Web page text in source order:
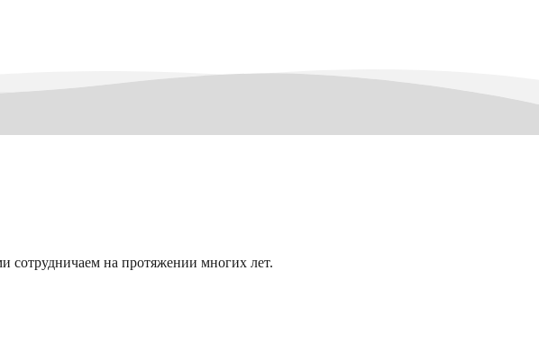
на протяжении многих лет.